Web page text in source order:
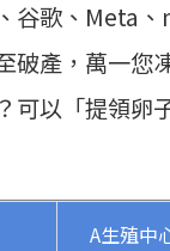
、谷歌、Meta
破產，萬一您
可以「提領卵
A生殖中